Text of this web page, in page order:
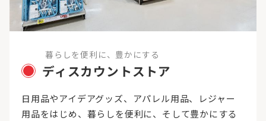
暮らしを便利に、豊かにする
ディスカウントストア
日用品やアイデアグッズ、アパレル用品、レジャー
用品をはじめ、暮らしを便利に、そして豊かにする